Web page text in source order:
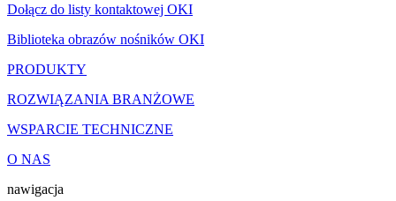
Dołącz do listy kontaktowej OKI
Biblioteka obrazów nośników OKI
PRODUKTY
ROZWIĄZANIA BRANŻOWE
WSPARCIE TECHNICZNE
O NAS
nawigacja